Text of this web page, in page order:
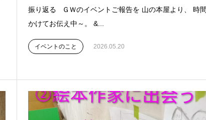
振り返る ＧＷのイベントご報告を 山の本屋より、 時
かけてお伝え中～。 &...
イベントのこと 2026.05.20